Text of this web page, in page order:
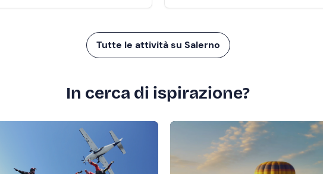
Tutte le attività su Salerno
In cerca di ispirazione?